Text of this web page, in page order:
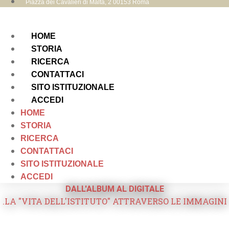
Piazza dei Cavalieri di Malta, 2 00153 Roma
HOME
STORIA
RICERCA
CONTATTACI
SITO ISTITUZIONALE
ACCEDI
HOME
STORIA
RICERCA
CONTATTACI
SITO ISTITUZIONALE
ACCEDI
DALL'ALBUM AL DIGITALE
.LA "VITA DELL'ISTITUTO" ATTRAVERSO LE IMMAGINI